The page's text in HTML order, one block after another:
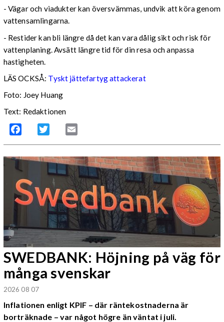
- Vägar och viadukter kan översvämmas, undvik att köra genom
vattensamlingarna.
- Restider kan bli längre då det kan vara dålig sikt och risk för
vattenplaning. Avsätt längre tid för din resa och anpassa
hastigheten.
LÄS OCKSÅ: Tyskt jättefartyg attackerat
Foto: Joey Huang
Text: Redaktionen
Facebook Twitter
SWEDBANK: Höjning på väg för
många svenskar
2026 08 07
Inflationen enligt KPIF – där räntekostnaderna är
borträknade – var något högre än väntat i juli.